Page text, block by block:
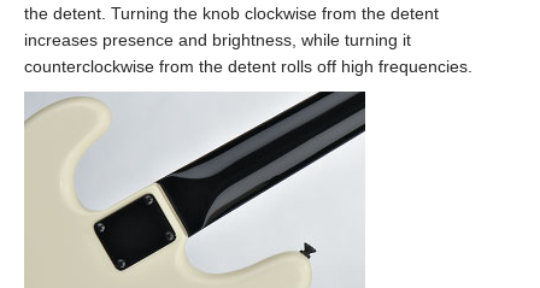
the detent. Turning the knob clockwise from the detent
increases presence and brightness, while turning it
counterclockwise from the detent rolls off high frequencies.